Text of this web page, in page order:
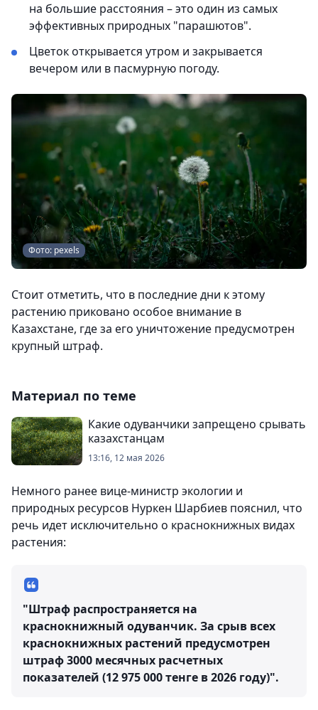
на большие расстояния – это один из самых
эффективных природных "парашютов".
Цветок открывается утром и закрывается
вечером или в пасмурную погоду.
Фото: pexels
Стоит отметить, что в последние дни к этому
растению приковано особое внимание в
Казахстане, где за его уничтожение предусмотрен
крупный штраф.
Материал по теме
Какие одуванчики запрещено срывать
казахстанцам
13:16, 12 мая 2026
Немного ранее вице-министр экологии и
природных ресурсов Нуркен Шарбиев пояснил, что
речь идет исключительно о краснокнижных видах
растения:
"Штраф распространяется на
краснокнижный одуванчик. За срыв всех
краснокнижных растений предусмотрен
штраф 3000 месячных расчетных
показателей (12 975 000 тенге в 2026 году)".